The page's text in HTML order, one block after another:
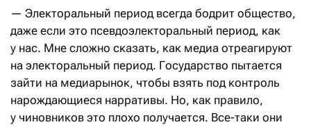
— Электоральный период всегда бодрит общество,
даже если это псевдоэлекторальный период, как
у нас. Мне сложно сказать, как медиа отреагируют
на электоральный период. Государство пытается
зайти на медиарынок, чтобы взять под контроль
нарождающиеся нарративы. Но, как правило,
у чиновников это плохо получается. Все-таки они